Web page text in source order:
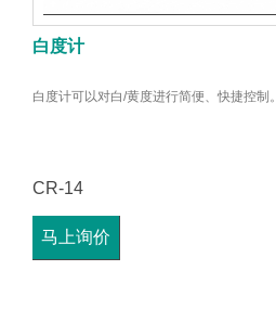
白度计
白度计可以对白/黄度进行简便、快捷控制。
CR-14
马上询价